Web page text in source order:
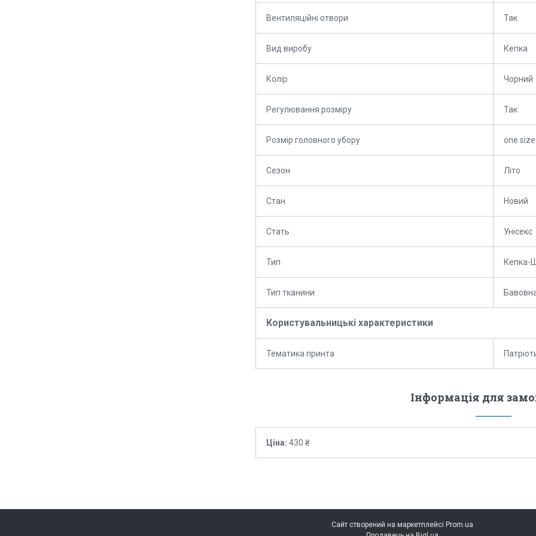
Вентиляційні отвори Так
Вид виробу Кепка
Колір Чорний
Регулювання розміру Так
Розмір головного убору one size
Сезон Літо
Стан Новий
Стать Унісекс
Тип Кепка-
Тип тканини
Користувальницькі характеристики
Тематика принта
Інформація для
Ціна: 430 ₴
Сайт створений на маркетплейсі Prom.ua